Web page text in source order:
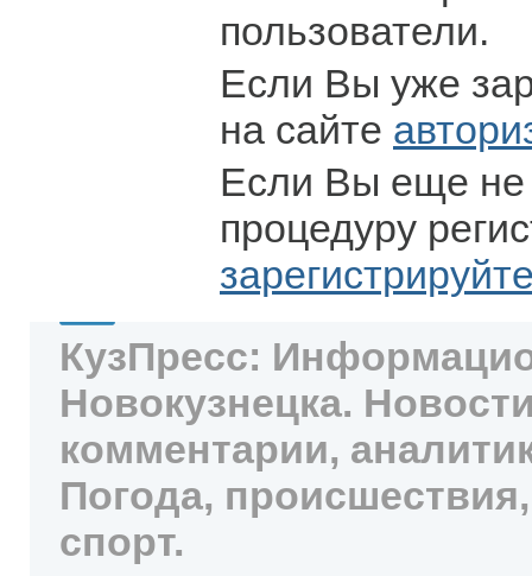
пользователи.
Если Вы уже
на сайте
Если Вы еще не
процедуру
КузПресс:
Новокузнецка.
комментарии,
Погода,
спорт.